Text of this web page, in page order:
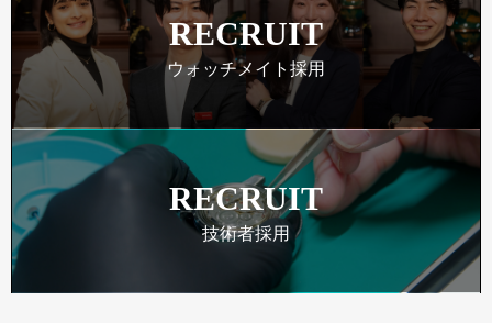
RECRUIT
ウォッチメイト採用
RECRUIT
技術者採用